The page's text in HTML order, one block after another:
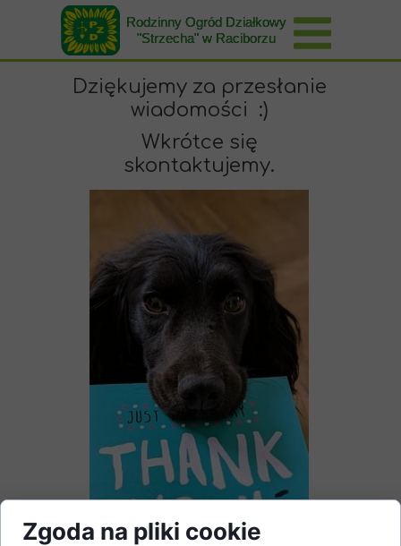
Dziękujemy za przesłanie
wiadomości :)
Wkrótce się
skontaktujemy.
Rodzinny Ogród Działkowy
"Strzecha" w Raciborzu
Zgoda na pliki cookie